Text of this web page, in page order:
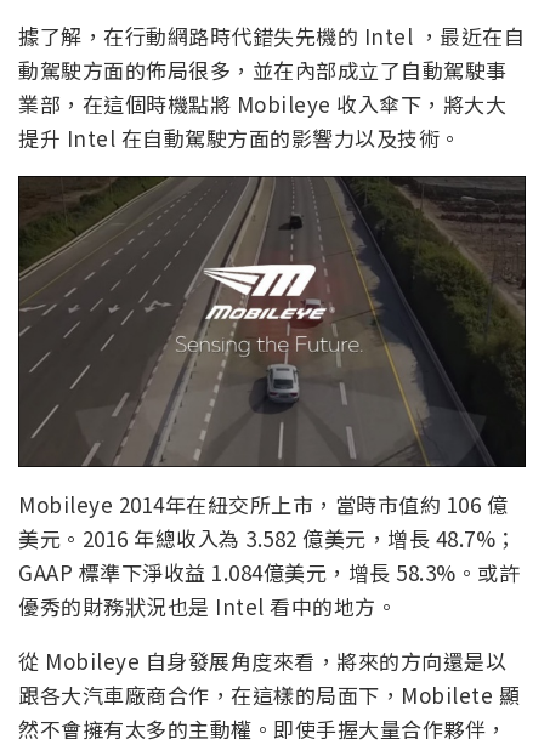
據了解，在行動網路時代錯失先機的 Intel ，最近在自
動駕駛方面的佈局很多，並在內部成立了自動駕駛事
業部，在這個時機點將 Mobileye 收入傘下，將大大
提升 Intel 在自動駕駛方面的影響力以及技術。
Mobileye 2014年在紐交所上市，當時市值約 106 億
美元。2016 年總收入為 3.582 億美元，增長 48.7%；
GAAP 標準下淨收益 1.084億美元，增長 58.3%。或許
優秀的財務狀況也是 Intel 看中的地方。
從 Mobileye 自身發展角度來看，將來的方向還是以
跟各大汽車廠商合作，在這樣的局面下，Mobilete 顯
然不會擁有太多的主動權。即使手握大量合作夥伴，